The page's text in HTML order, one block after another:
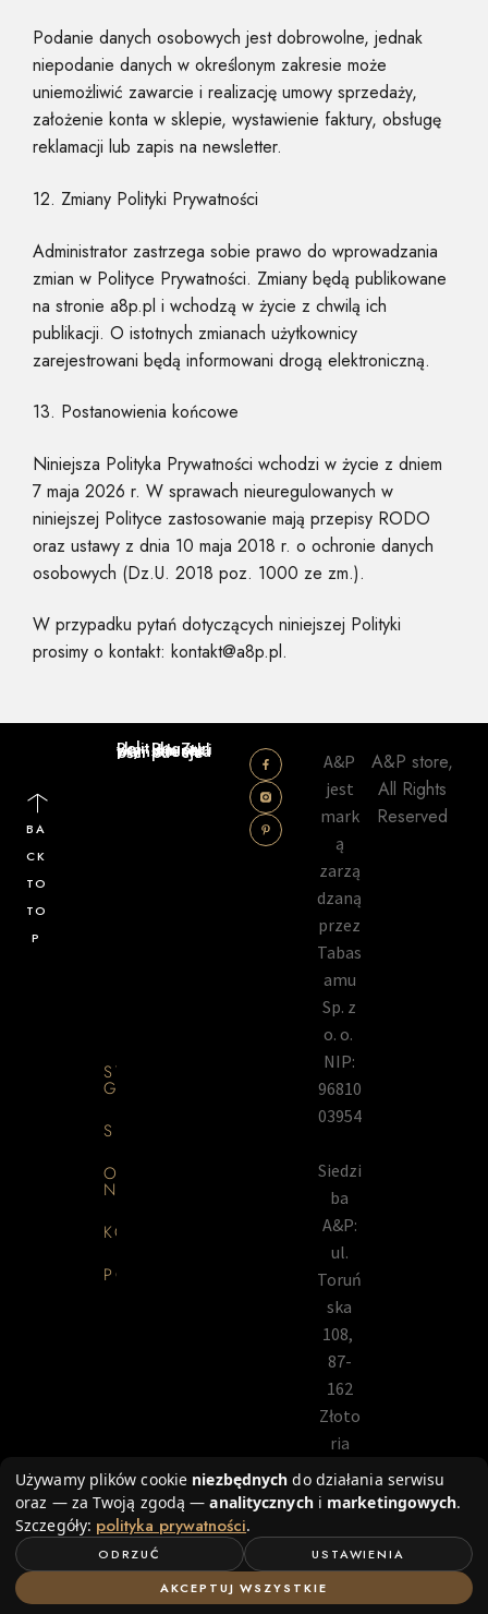
Używamy plików cookie niezbędnych do działania serwisu
oraz — za Twoją zgodą —analitycznychi marketingowych.
Szczegóły: polityka prywatności.
ODRZUĆ
USTAWIENIA
AKCEPTUJ WSZYSTKIE
Podanie danych osobowych jest dobrowolne, jednak
niepodanie danych w określonym zakresie może
uniemożliwić zawarcie i realizację umowy sprzedaży,
założenie konta w sklepie, wystawienie faktury, obsługę
reklamacji lub zapis na newsletter.
12. Zmiany Polityki Prywatności
Administrator zastrzega sobie prawo do wprowadzania
zmian w Polityce Prywatności. Zmiany będą publikowane
na stronie a8p.pl i wchodzą w życie z chwilą ich
publikacji. O istotnych zmianach użytkownicy
zarejestrowani będą informowani drogą elektroniczną.
13. Postanowienia końcowe
Niniejsza Polityka Prywatności wchodzi w życie z dniem
7 maja 2026 r. W sprawach nieuregulowanych w
niniejszej Polityce zastosowanie mają przepisy RODO
oraz ustawy z dnia 10 maja 2018 r. o ochronie danych
osobowych (Dz.U. 2018 poz. 1000 ze zm.).
W przypadku pytań dotyczących niniejszej Polityki
prosimy o kontakt: kontakt@a8p.pl.
STRONA
GŁÓWNA
SKLEP
O
NAS
KONTAKT
PORADNIK
Polityka prywatności Regulamin sklepu Zwroty i reklamacje
BA
CK
TO
TO
P
A&P
jest
mark
ą
zarzą
dzaną
przez
Tabas
amu
Sp. z
o. o.
NIP:
96810
03954
Siedzi
ba
A&P:
ul.
Toruń
ska
108,
87-
162
Złoto
ria
(4km
od
ia)
A&P store,
All Rights
Reserved